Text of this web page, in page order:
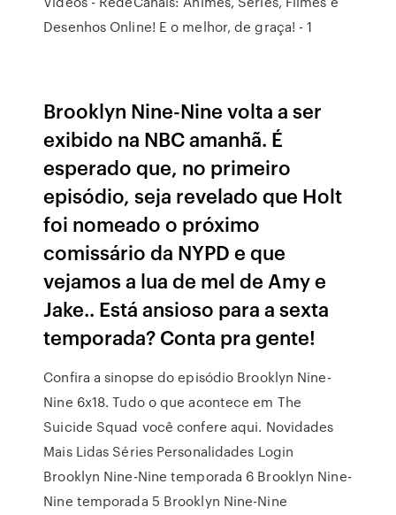
Desenhos Online! E o melhor, de graça! - 1
Brooklyn Nine-Nine volta a ser
exibido na NBC amanhã. É
esperado que, no primeiro
episódio, seja revelado que Holt
foi nomeado o próximo
comissário da NYPD e que
vejamos a lua de mel de Amy e
Jake.. Está ansioso para a sexta
temporada? Conta pra gente!
Confira a sinopse do episódio Brooklyn Nine-
Nine 6x18. Tudo o que acontece em The
Suicide Squad você confere aqui. Novidades
Mais Lidas Séries Personalidades Login
Brooklyn Nine-Nine temporada 6 Brooklyn Nine-
Nine temporada 5 Brooklyn Nine-Nine